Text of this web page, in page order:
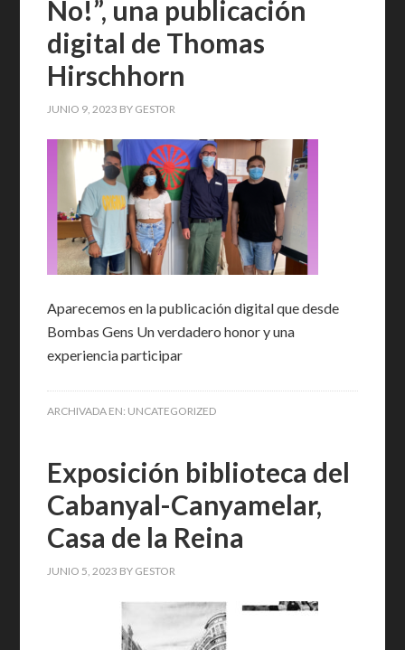
No!”, una publicación
digital de Thomas
Hirschhorn
JUNIO 9, 2023 BY GESTOR
Aparecemos en la publicación digital que desde
Bombas Gens Un verdadero honor y una
experiencia participar
ARCHIVADA EN: UNCATEGORIZED
Exposición biblioteca del
Cabanyal-Canyamelar,
Casa de la Reina
JUNIO 5, 2023 BY GESTOR